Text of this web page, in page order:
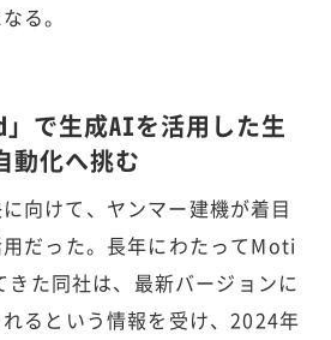
る。
」で生成AIを活用した生
動化へ挑む
向けて、ヤンマー建機が着目
だった。長年にわたってMoti
た同社は、最新バージョンに
るという情報を受け、2024年